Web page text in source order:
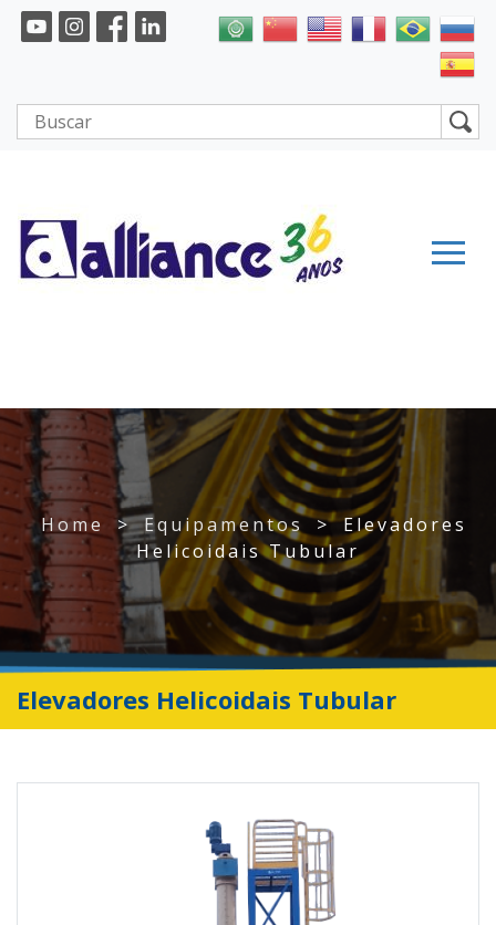
Home > Equipamentos > Elevadores
Helicoidais Tubular
Elevadores Helicoidais Tubular